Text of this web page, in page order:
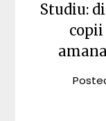
Studiu: